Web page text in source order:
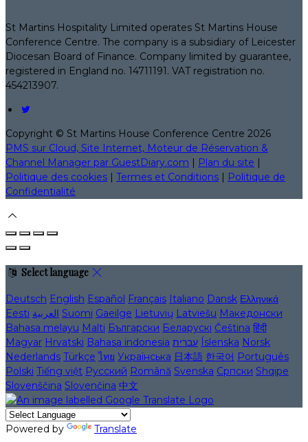
St Martins Hospitality Limited operates St Martins House
Conference Centre. The company is a subsidiary of Leicester
Diocesan Board of Finance. Company limited by guarantee,
registered in England no. 14711191. VAT registration no.
454213907.
Copyright © St Martins House Conference Centre 2026
PMS sur Cloud, Site Internet, Moteur de Réservation &
Channel Manager par GuestDiary.com | Plan du site |
Politique des cookies | Termes et Conditions | Politique de
Confidentialité
Select language
Deutsch English Español Français Italiano Dansk Ελληνικά
Eesti العربية Suomi Gaeilge Lietuvių Latviešu Македонски
Bahasa melayu Malti Български Беларускі Čeština हिंदी
Magyar Hrvatski Bahasa indonesia עברית Íslenska Norsk
Nederlands Türkçe ไทย Українська 日本語 한국어 Português
Polski Tiếng việt Русский Română Svenska Српски Shqipe
Slovenščina Slovenčina 中文
Powered by Translate